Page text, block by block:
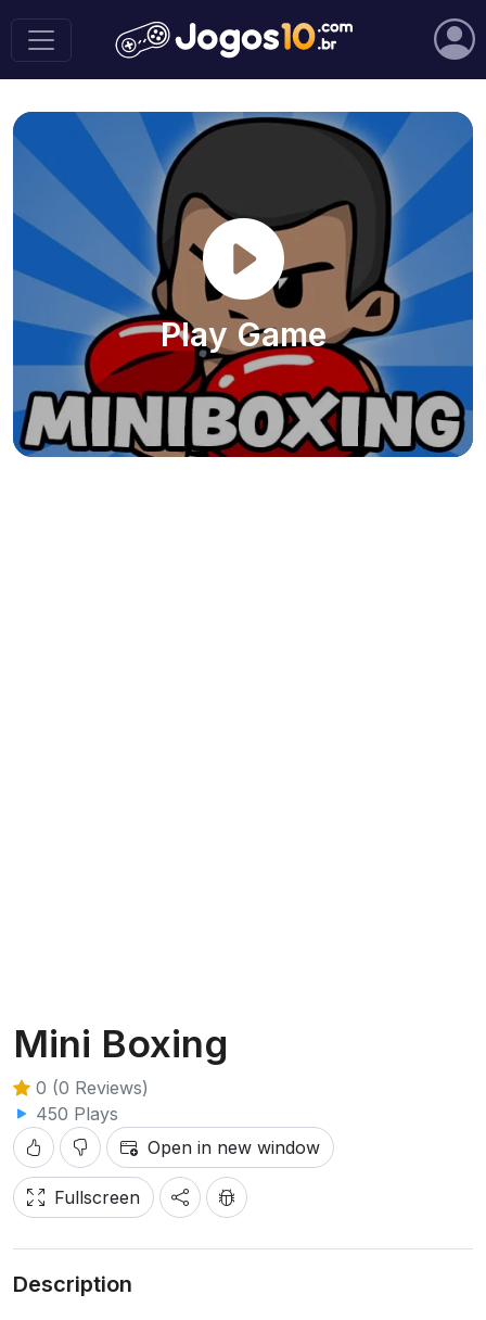
Play Game
Mini Boxing
0 (0 Reviews)
450 Plays
Open in new window
Fullscreen
Description